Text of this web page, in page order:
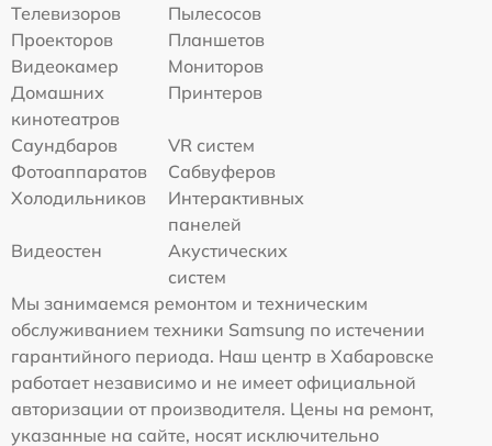
Телевизоров
Пылесосов
Проекторов
Планшетов
Видеокамер
Мониторов
Домашних
кинотеатров
Принтеров
Саундбаров
VR систем
Фотоаппаратов
Сабвуферов
Холодильников
Интерактивных
панелей
Видеостен
Акустических
систем
Мы занимаемся ремонтом и техническим
обслуживанием техники Samsung по истечении
гарантийного периода. Наш центр в Хабаровске
работает независимо и не имеет официальной
авторизации от производителя. Цены на ремонт,
указанные на сайте, носят исключительно